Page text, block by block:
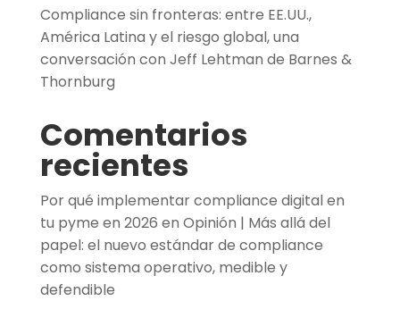
Compliance sin fronteras: entre EE.UU.,
América Latina y el riesgo global, una
conversación con Jeff Lehtman de Barnes &
Thornburg
Comentarios
recientes
Por qué implementar compliance digital en
tu pyme en 2026 en Opinión | Más allá del
papel: el nuevo estándar de compliance
como sistema operativo, medible y
defendible